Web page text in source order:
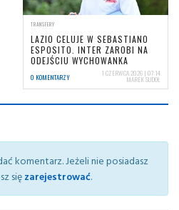
TRANSFERY
LAZIO CELUJE W SEBASTIANO
ESPOSITO. INTER ZAROBI NA
ODEJŚCIU WYCHOWANKA
0 KOMENTARZY 1 CZERWCA 2026 | 07:14
MAREK SUDOŁ
komentarz. Jeżeli nie posiadasz
sięzarejestrować.